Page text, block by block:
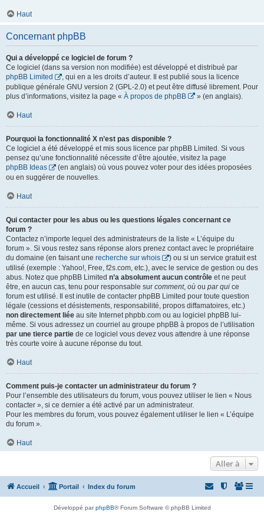
Haut
Concernant phpBB
Qui a développé ce logiciel de forum ?
Ce logiciel (dans sa version non modifiée) est développé et distribué par
phpBB Limited
, qui en a les droits d’auteur. Il est publié sous la licence
publique générale GNU version 2 (GPL-2.0) et peut être diffusé librement. Pour
plus d’informations, visitez la page « À propos de phpBB » (en anglais).
Haut
Pourquoi la fonctionnalité X n’est pas disponible ?
Ce logiciel a été développé et mis sous licence par phpBB Limited. Si vous
pensez qu’une fonctionnalité nécessite d’être ajoutée, visitez la page
phpBB Ideas
(en anglais) où vous pouvez voter pour des idées proposées
ou en suggérer de nouvelles.
Haut
Qui contacter pour les abus ou les questions légales concernant ce
forum ?
Contactez n’importe lequel des administrateurs de la liste « L’équipe du
forum ». Si vous restez sans réponse alors prenez contact avec le propriétaire
du domaine (en faisant une recherche sur whois
) ou si un service gratuit est
utilisé (exemple : Yahoo!, Free, f2s.com, etc.), avec le service de gestion ou des
abus. Notez que phpBB Limited n’a absolument aucun contrôle et ne peut
être, en aucun cas, tenu pour responsable sur comment, où ou par qui ce
forum est utilisé. Il est inutile de contacter phpBB Limited pour toute question
légale (cessions et désistements, responsabilité, propos diffamatoires, etc.)
non directement liée au site Internet phpbb.com ou au logiciel phpBB lui-
même. Si vous adressez un courriel au groupe phpBB à propos de l’utilisation
par une tierce partie de ce logiciel vous devez vous attendre à une réponse
très courte voire à aucune réponse du tout.
Haut
Comment puis-je contacter un administrateur du forum ?
Pour l’ensemble des utilisateurs du forum, vous pouvez utiliser le lien « Nous
contacter », si ce dernier a été activé par un administrateur.
Pour les membres du forum, vous pouvez également utiliser le lien « L’équipe
du forum ».
Haut
Aller à
Accueil Portail Index du forum
Développé parphpBB® Forum Software © phpBB Limited